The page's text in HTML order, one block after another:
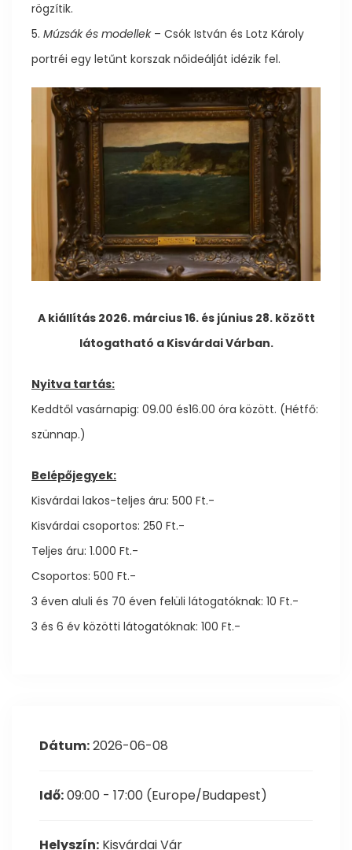
rögzítik.
5. Múzsák és modellek– Csók István és Lotz Károly
portréi egy letűnt korszak nőideálját idézik fel.
A kiállítás 2026. március 16. és június 28. között
látogatható a Kisvárdai Várban.
Nyitva tartás:
Keddtől vasárnapig: 09.00 és16.00 óra között. (Hétfő:
szünnap.)
Belépőjegyek:
Kisvárdai lakos-teljes áru: 500 Ft.-
Kisvárdai csoportos: 250 Ft.-
Teljes áru: 1.000 Ft.-
Csoportos: 500 Ft.-
3 éven aluli és 70 éven felüli látogatóknak: 10 Ft.-
3 és 6 év közötti látogatóknak: 100 Ft.-
Dátum:2026-06-08
Idő:09:00 - 17:00 (Europe/Budapest)
Helyszín: Kisvárdai Vár